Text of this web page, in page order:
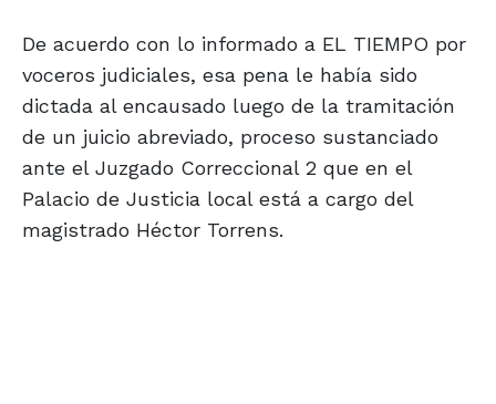
De acuerdo con lo informado a EL TIEMPO por
voceros judiciales, esa pena le había sido
dictada al encausado luego de la tramitación
de un juicio abreviado, proceso sustanciado
ante el Juzgado Correccional 2 que en el
Palacio de Justicia local está a cargo del
magistrado Héctor Torrens.